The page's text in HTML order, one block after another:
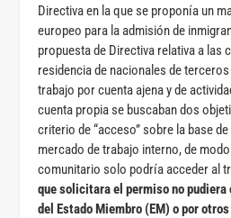
Directiva en la que se proponía un
europeo para la admisión de
propuesta de Directiva relativa a las
residencia de nacionales de
trabajo por cuenta ajena y de
cuenta propia se buscaban dos
criterio de “acceso” sobre la base
mercado de trabajo interno, de
comunitario solo podría acceder al
que solicitara el permiso no
del Estado Miembro (EM) o por